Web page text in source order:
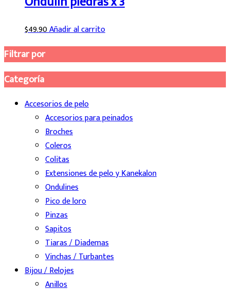
$49.90Añadir al carrito
Filtrar por
Categoría
Accesorios de pelo
Accesorios para peinados
Broches
Coleros
Colitas
Extensiones de pelo y Kanekalon
Ondulines
Pico de loro
Pinzas
Sapitos
Tiaras / Diademas
Vinchas / Turbantes
Bijou / Relojes
Anillos